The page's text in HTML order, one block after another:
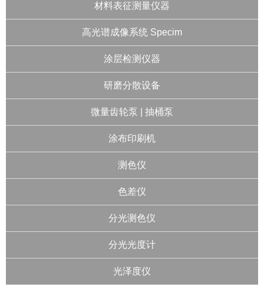
材料表征测量仪器
高光谱成像系统 Specim
涂层检测仪器
研磨分散设备
微量齿轮泵 | 抽桶泵
涂布印刷机
测色仪
色差仪
分光测色仪
分光光度计
光泽度仪